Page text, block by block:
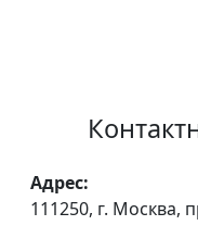
Адрес:
111250, г. Москва,